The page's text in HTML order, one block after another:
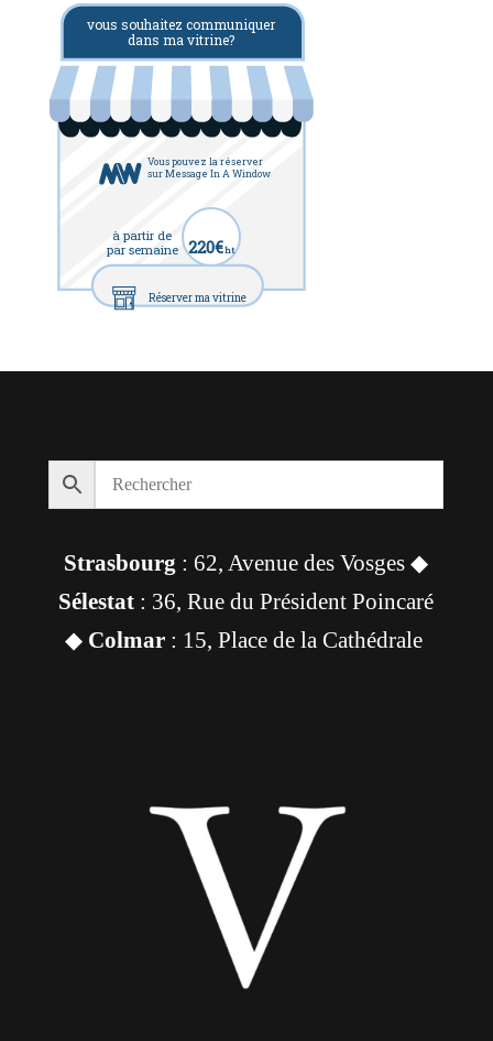
vous souhaitez communiquer
dans ma vitrine?
Vous pouvez la réserver
sur Message In A Window
à partir de
par semaine 220€ht
Réserver ma vitrine
Strasbourg : 62, Avenue des Vosges ◆
Sélestat : 36, Rue du Président Poincaré
◆ Colmar: 15, Place de la Cathédrale